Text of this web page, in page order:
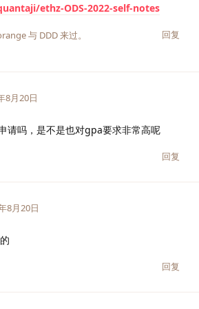
ethz-ODS-2022-self-notes
回复
与 DDD来过。
8月20日
请吗，是不是也对gpa要求非常高呢
回复
8月20日
回复